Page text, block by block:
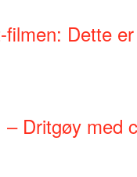
Dette
Dritgøy med